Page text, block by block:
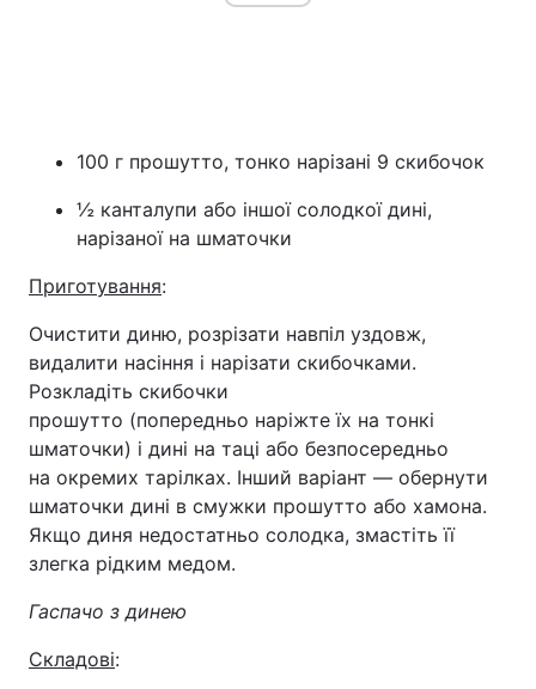
100 г прошутто, тонко нарізані 9 скибочок
½ канталупи або іншої солодкої дині,
нарізаної на шматочки
Приготування:
Очистити диню, розрізати навпіл уздовж,
видалити насіння і нарізати скибочками.
Розкладіть скибочки
прошутто (попередньо наріжте їх на тонкі
шматочки) і дині на таці або безпосередньо
на окремих тарілках. Інший варіант — обернути
шматочки дині в смужки прошутто або хамона.
Якщо диня недостатньо солодка, змастіть її
злегка рідким медом.
Гаспачо з динею
Складові: